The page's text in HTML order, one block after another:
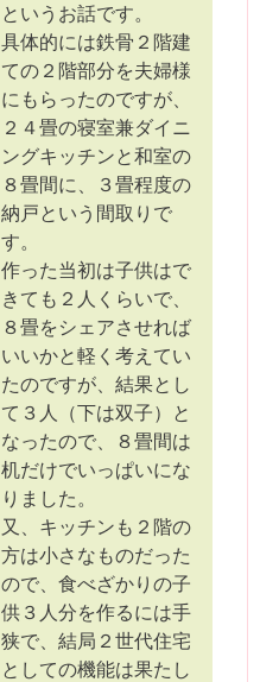
というお話です。
具体的には鉄骨２階建
ての２階部分を夫婦様
にもらったのですが、
２４畳の寝室兼ダイニ
ングキッチンと和室の
８畳間に、３畳程度の
納戸という間取りで
す。
作った当初は子供はで
きても２人くらいで、
８畳をシェアさせれば
いいかと軽く考えてい
たのですが、結果とし
て３人（下は双子）と
なったので、８畳間は
机だけでいっぱいにな
りました。
又、キッチンも２階の
方は小さなものだった
ので、食べざかりの子
供３人分を作るには手
狭で、結局２世代住宅
としての機能は果たし